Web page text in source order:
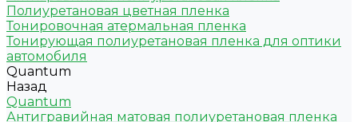
Полиуретановая цветная пленка
Тонировочная атермальная пленка
Тонирующая полиуретановая пленка для оптики
автомобиля
Quantum
Назад
Quantum
Антигравийная матовая полиуретановая пленка